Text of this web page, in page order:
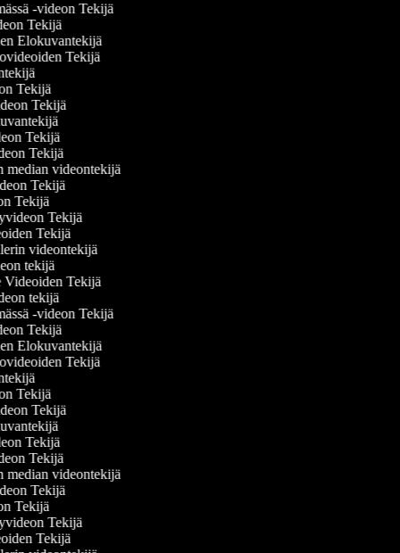
-videon Tekijä
Tekijä
Elokuvantekijä
Tekijä
Tekijä
Tekijä
Tekijä
Tekijä
median videontekijä
Tekijä
Tekijä
Tekijä
Tekijä
videontekijä
tekijä
Videoiden Tekijä
tekijä
-videon Tekijä
Tekijä
Elokuvantekijä
Tekijä
Tekijä
Tekijä
Tekijä
Tekijä
median videontekijä
Tekijä
Tekijä
Tekijä
Tekijä